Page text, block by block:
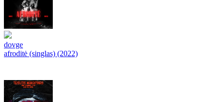
dovge
afroditė (singlas) (2022)